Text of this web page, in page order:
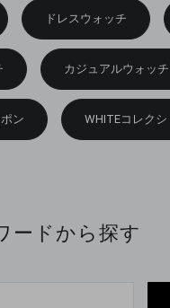
ドレスウォッチ
カジュアルウォッチ
ン WHITEコレクシ
ードから探す